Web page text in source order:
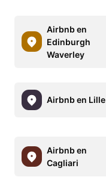
Airbnb en
Edinburgh
Waverley
Airbnb en Lille
Airbnb en
Cagliari